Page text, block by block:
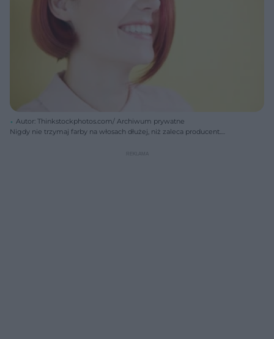
Autor: Thinkstockphotos.com/ Archiwum prywatne
Nigdy nie trzymaj farby na włosach dłużej, niż zaleca producent.